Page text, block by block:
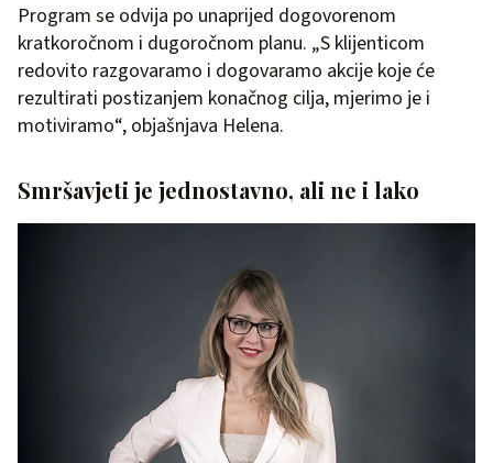
Program se odvija po unaprijed dogovorenom
kratkoročnom i dugoročnom planu. „S klijenticom
redovito razgovaramo i dogovaramo akcije koje će
rezultirati postizanjem konačnog cilja, mjerimo je i
motiviramo“, objašnjava Helena.
Smršavjeti je jednostavno, ali ne i lako